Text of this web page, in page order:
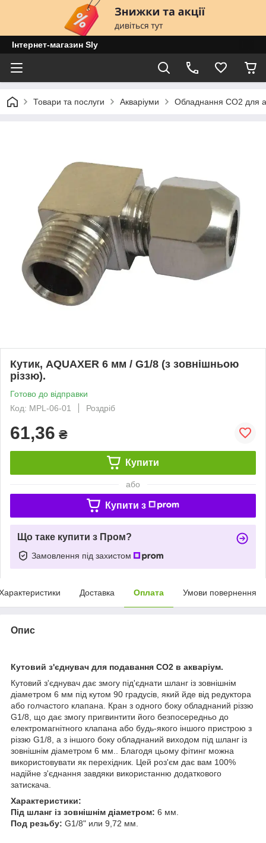
Інтернет-магазин Sly
Товари та послуги Акваріуми Обладнання CO2 для
Кутик, AQUAXER 6 мм / G1/8 (з зовнішньою
різзю).
Готово до відправки
Код: MPL-06-01
Роздріб
61,36 ₴
Купити
або
Купити з
Що таке купити з Пром?
Замовлення під захистом
Доставка Оплата Умови повернення
Опис
Кутовий з'єднувач для подавання CO2 в акваріум.
Кутовий з'єднувач дає змогу під'єднати шланг із зовнішнім
діаметром 6 мм під кутом 90 градусів, який йде від редуктора
або голчастого клапана. Кран з одного боку обладнаний різзю
G1/8, що дає змогу пригвинтити його безпосередньо до
електромагнітного клапана або будь-якого іншого пристрою з
різзю G1/8, а з іншого боку обладнаний виходом під шланг із
зовнішнім діаметром 6 мм.
. Благодя цьому фітинг можна
використовувати як перехідник. Цей роз'єм дає вам 100%
надійне з'єднання завдяки використанню додаткового
затискача.
Характеристики:
Під шланг із зовнішнім діаметром: 6 мм.
Под резьбу: G1/8" или 9,72 мм.